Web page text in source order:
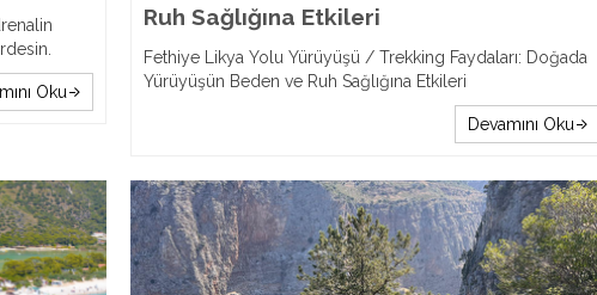
Oku
Ruh Sağlığına Etkileri
Fethiye Likya Yolu Yürüyüşü / Trekking Faydaları: Doğada
Yürüyüşün Beden ve Ruh Sağlığına Etkileri
Devamını Oku